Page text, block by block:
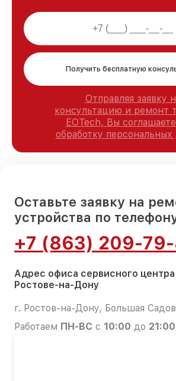
Получить бесплатную
Отправляя заявку
консультацию и ремонт
EOTech, Вы
обработку
Оставьте заявку на
устройства по
+7 (863) 209-
Адрес офиса сервисного центра
Ростове-на-Дону
г. Ростов-на-Дону, Большая
Работаем ПН-ВС с 10:00 до 21:00